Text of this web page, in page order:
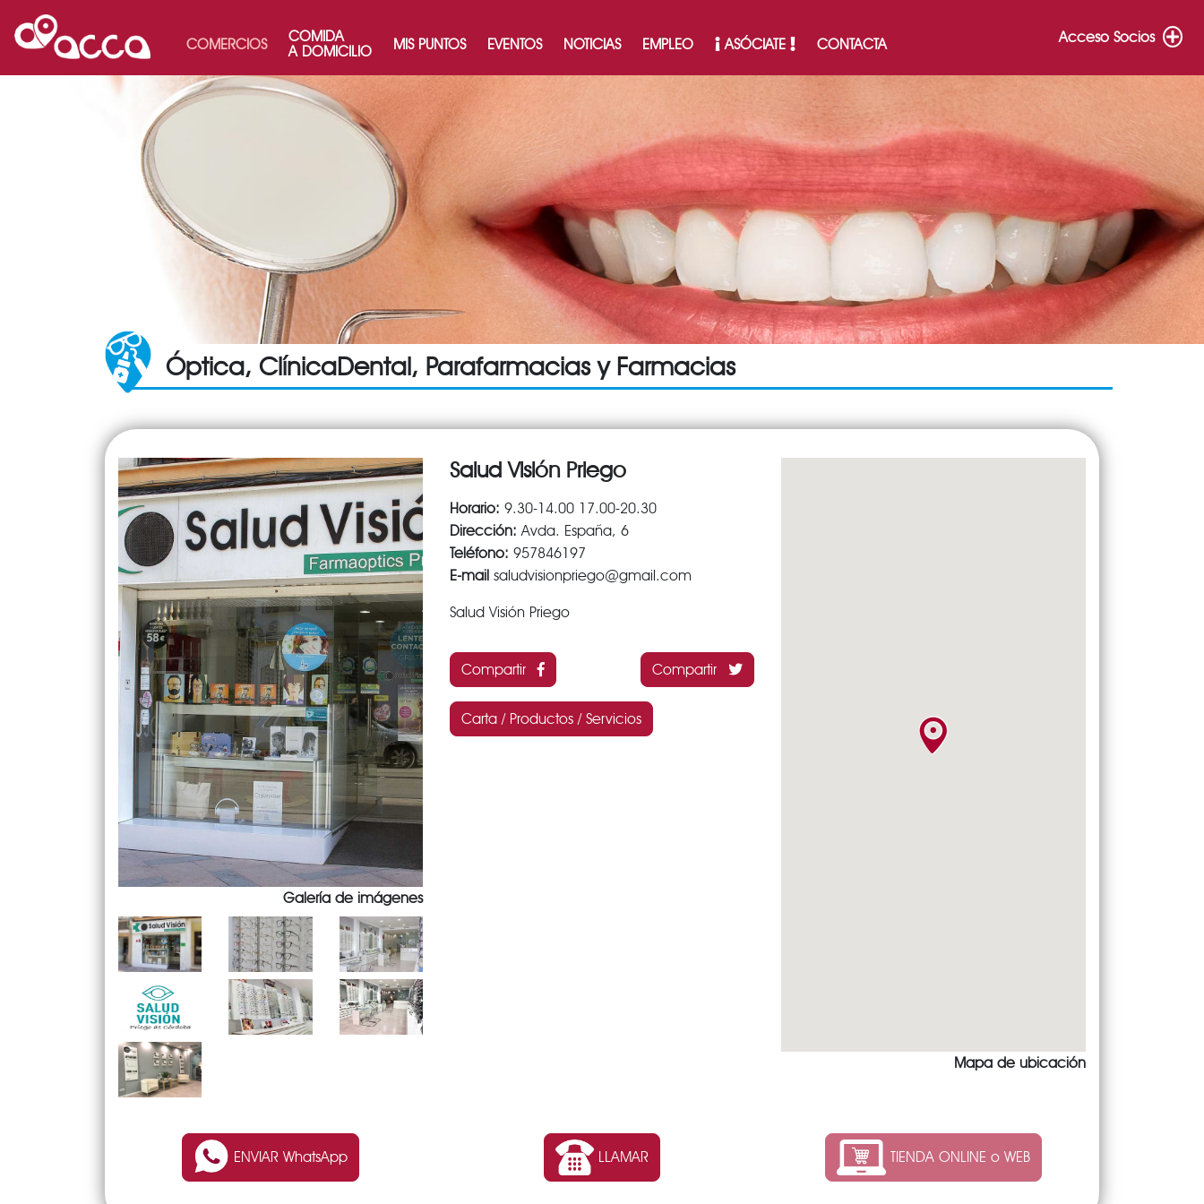
COMERCIOS
COMIDA
A DOMICILIO
MIS PUNTOS EVENTOS NOTICIAS EMPLEO ASÓCIATE CONTACTA Acceso Socios
Óptica, ClínicaDental, Parafarmacias y Farmacias
Galería de imágenes
Salud Visión Priego
Horario: 9.30-14.00 17.00-20.30
Dirección: Avda. España, 6
Teléfono: 957846197
E-mail saludvisionpriego@gmail.com
Salud Visión Priego
Compartir Compartir
Carta / Productos / Servicios
Mapa de ubicación
ENVIAR WhatsApp LLAMAR TIENDA ONLINE o WEB